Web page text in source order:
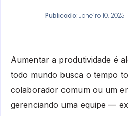
Publicado: Janeiro 10, 2025
Aumentar a produtividade é
todo mundo busca o tempo
colaborador comum ou um
gerenciando uma equipe —